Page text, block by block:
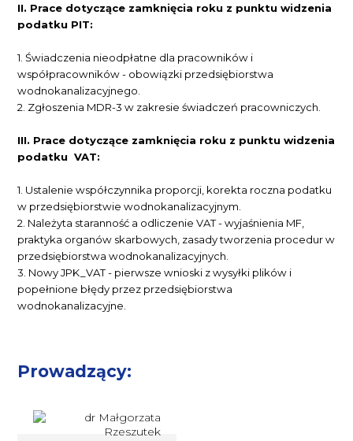
II. Prace dotyczące zamknięcia roku z punktu widzenia
podatku PIT:
1. Świadczenia nieodpłatne dla pracowników i
współpracowników - obowiązki przedsiębiorstwa
wodnokanalizacyjnego.
2. Zgłoszenia MDR-3 w zakresie świadczeń pracowniczych.
III. Prace dotyczące zamknięcia roku z punktu widzenia
podatku VAT:
1. Ustalenie współczynnika proporcji, korekta roczna podatku
w przedsiębiorstwie wodnokanalizacyjnym.
2. Należyta staranność a odliczenie VAT - wyjaśnienia MF,
praktyka organów skarbowych, zasady tworzenia procedur w
przedsiębiorstwa wodnokanalizacyjnych.
3. Nowy JPK_VAT - pierwsze wnioski z wysyłki plików i
popełnione błędy przez przedsiębiorstwa
wodnokanalizacyjne.
Prowadzący: